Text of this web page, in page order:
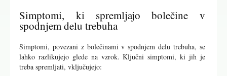
Simptomi, ki spremljajo bolečine v
spodnjem delu trebuha
Simptomi, povezani z bolečinami v spodnjem delu trebuha, se
lahko razlikujejo glede na vzrok. Ključni simptomi, ki jih je
treba spremljati, vključujejo: